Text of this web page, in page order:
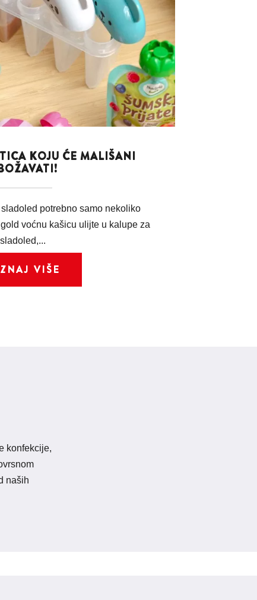
KOJU ĆE MALIŠANI
potrebno samo nekoliko
voćnu kašicu ulijte u kalupe za
sladoled,...
VIŠE
konfekcije,
naših